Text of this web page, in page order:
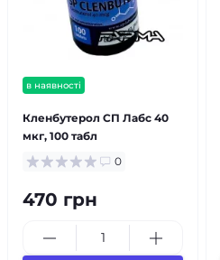
в наявності
Кленбутерол СП Лабс 40
мкг, 100 табл
0
470 грн